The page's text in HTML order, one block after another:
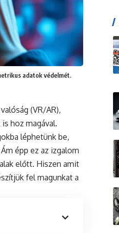
adatok védelmét.
(VR/AR),
hoz magával.
léphetünk be,
épp ez az izgalom
előtt. Hiszen amit
fel magunkat a